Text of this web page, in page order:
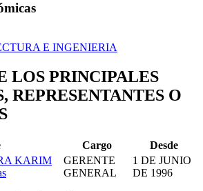
E INGENIERIA
LOS PRINCIPALES
REPRESENTANTES O
Cargo
Desde
KARIM
GERENTE
GENERAL
1 DE JUNIO
DE 1996